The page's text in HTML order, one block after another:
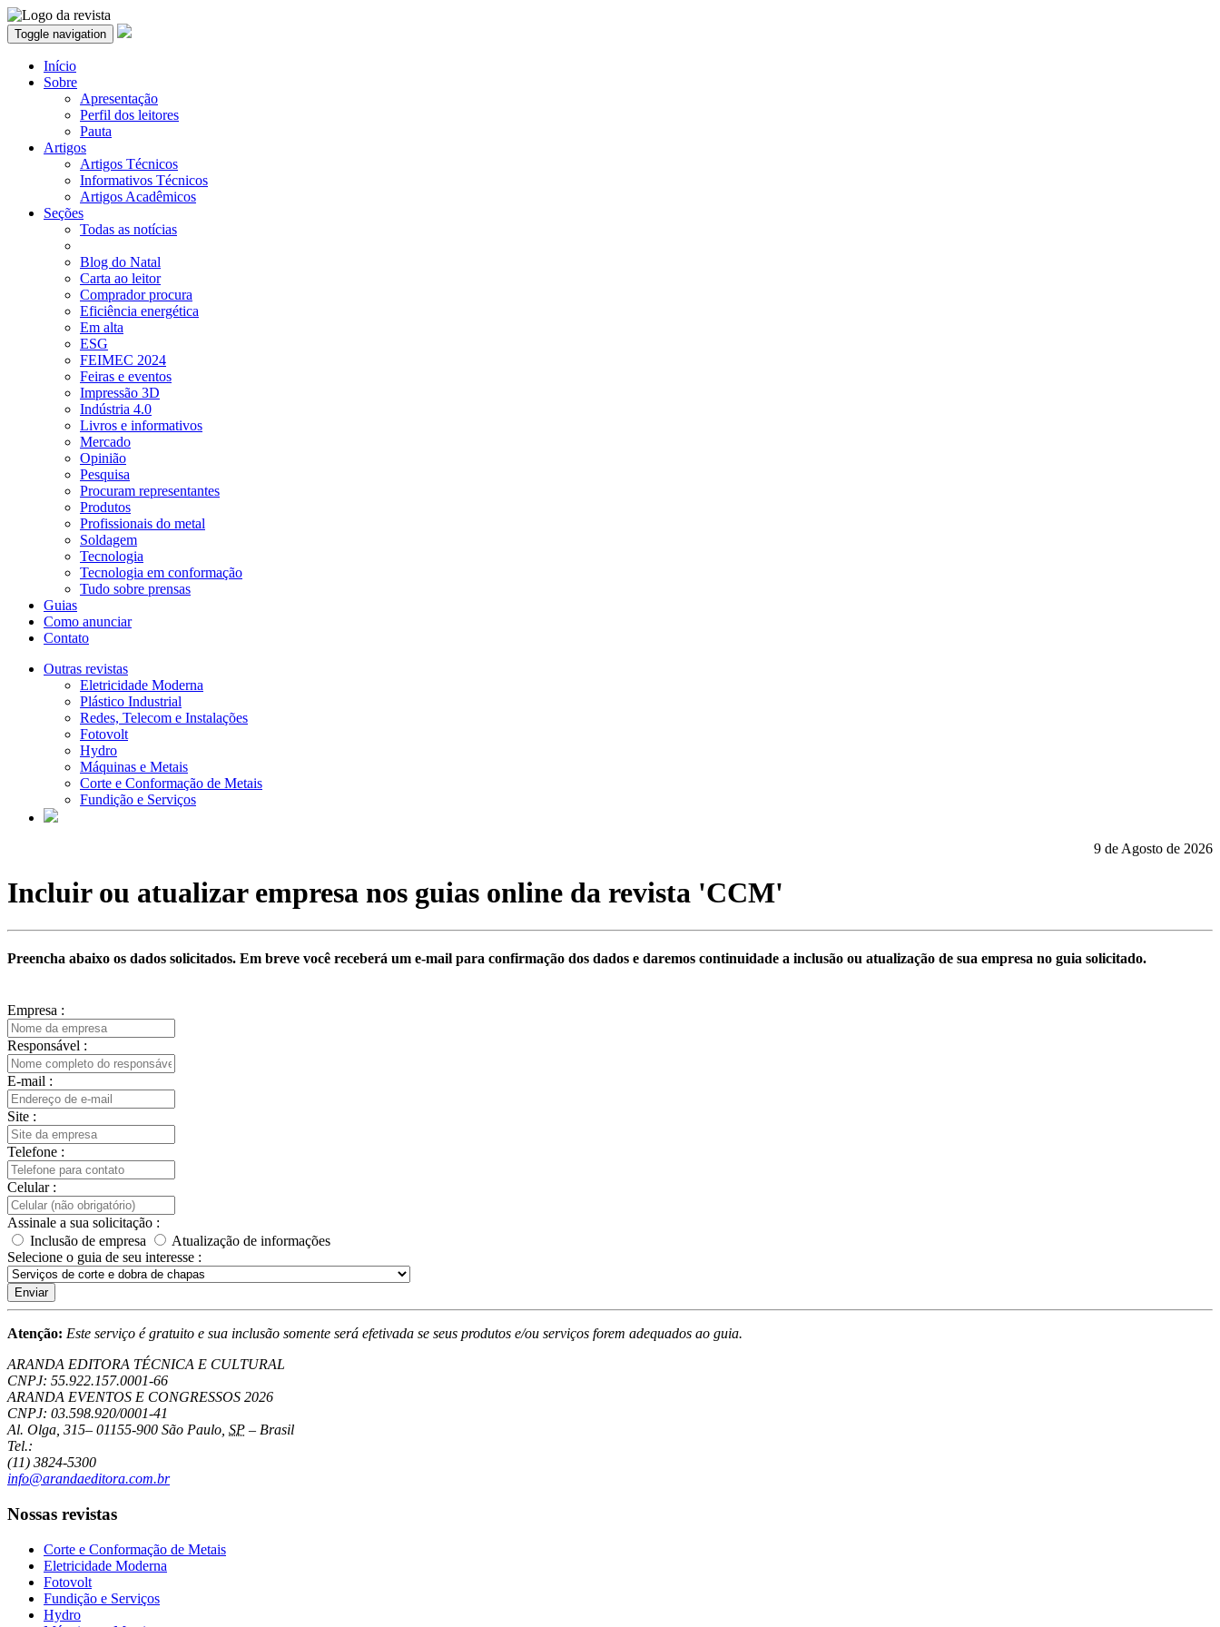
Toggle navigation
Início
Sobre
Apresentação
Perfil dos leitores
Pauta
Artigos
Artigos Técnicos
Informativos Técnicos
Artigos Acadêmicos
Seções
Todas as notícias
Blog do Natal
Carta ao leitor
Comprador procura
Eficiência energética
Em alta
ESG
FEIMEC 2024
Feiras e eventos
Impressão 3D
Indústria 4.0
Livros e informativos
Mercado
Opinião
Pesquisa
Procuram representantes
Produtos
Profissionais do metal
Soldagem
Tecnologia
Tecnologia em conformação
Tudo sobre prensas
Guias
Como anunciar
Contato
Outras revistas
Eletricidade Moderna
Plástico Industrial
Redes, Telecom e Instalações
Fotovolt
Hydro
Máquinas e Metais
Corte e Conformação de Metais
Fundição e Serviços
9 de Agosto de 2026
Incluir ou atualizar empresa nos guias online da revista 'CCM'
Preencha abaixo os dados solicitados. Em breve você receberá um e-mail para confirmação dos dados e daremos continuidade a inclusão ou atualização de sua empresa no guia solicitado.
Empresa :
Responsável :
E-mail :
Site :
Telefone :
Celular :
Assinale a sua solicitação :
Inclusão de empresa
Atualização de informações
Selecione o guia de seu interesse :
Enviar
Atenção: Este serviço é gratuito e sua inclusão somente será efetivada se seus produtos e/ou serviços forem adequados ao guia.
ARANDA EDITORA TÉCNICA E CULTURAL
CNPJ: 55.922.157.0001-66
ARANDA EVENTOS E CONGRESSOS 2026
CNPJ: 03.598.920/0001-41
Al. Olga, 315– 01155-900 São Paulo, SP – Brasil
Tel.:
(11) 3824-5300
info@arandaeditora.com.br
Nossas revistas
Corte e Conformação de Metais
Eletricidade Moderna
Fotovolt
Fundição e Serviços
Hydro